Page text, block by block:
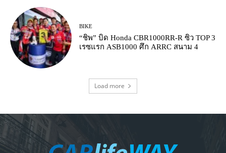
BIKE
“ชิพ” บิด Honda CBR1000RR-R ซิว TOP 3
เรซแรก ASB1000 ศึก ARRC สนาม 4
Load more